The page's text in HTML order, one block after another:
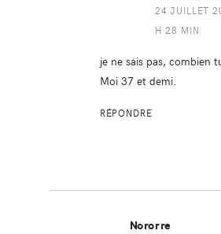
24 JUILLET
H 28 MIN
je ne sais pas, combien
Moi 37 et demi.
RÉPONDRE
Nororre